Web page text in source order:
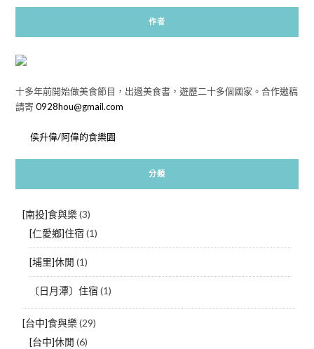
作者
十多年前開始做美食節目，出過美食書，遊歷二十多個國家。合作邀稿
請寄0928hou@gmail.com
侯升偉/阿偉的食樂園
分類
[南投]食與樂(3)
[仁愛鄉]住宿 (1)
[埔里]休閒 (1)
〔日月潭〕住宿 (1)
[台中]食與樂(29)
[台中]休閒 (6)